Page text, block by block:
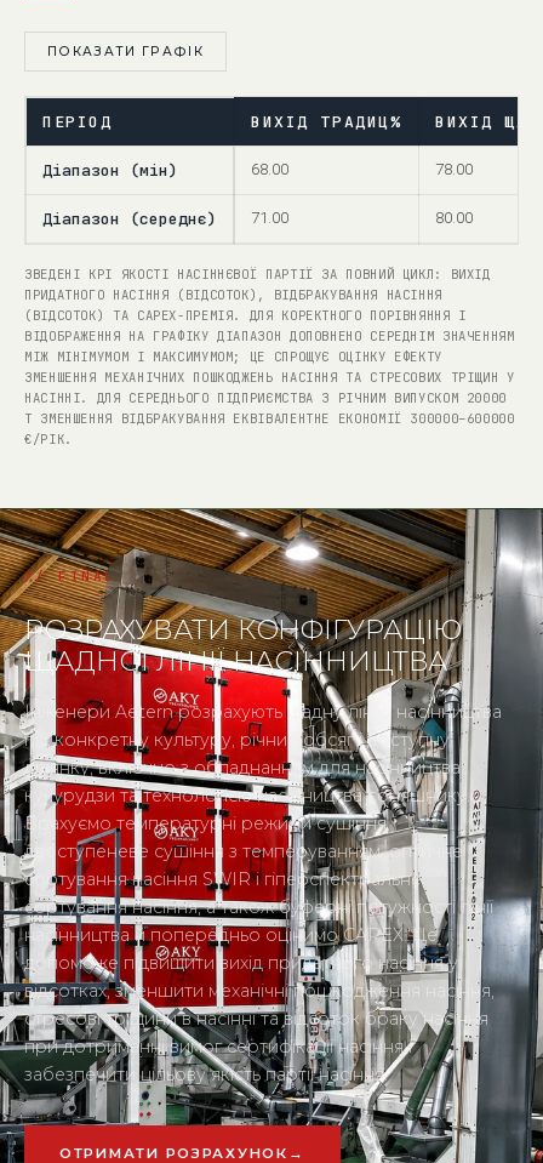
ПОКАЗАТИ ГРАФІК
ПЕРІОД ВИХІД ТРАДИЦ% ВИХІД
Діапазон (мін) 68.00 78.00
Діапазон (середнє) 71.00 80.00
ЗВЕДЕНІ KPI ЯКОСТІ НАСІННЄВОЇ ПАРТІЇ ЗА ПОВНИЙ ЦИКЛ: ВИХІД
ПРИДАТНОГО НАСІННЯ (ВІДСОТОК), ВІДБРАКУВАННЯ НАСІННЯ
(ВІДСОТОК) ТА CAPEX-ПРЕМІЯ. ДЛЯ КОРЕКТНОГО ПОРІВНЯННЯ І
ВІДОБРАЖЕННЯ НА ГРАФІКУ ДІАПАЗОН ДОПОВНЕНО СЕРЕДНІМ ЗНАЧЕННЯМ
МІЖ МІНІМУМОМ І МАКСИМУМОМ; ЦЕ СПРОЩУЄ ОЦІНКУ ЕФЕКТУ
ЗМЕНШЕННЯ МЕХАНІЧНИХ ПОШКОДЖЕНЬ НАСІННЯ ТА СТРЕСОВИХ ТРІЩИН У
НАСІННІ. ДЛЯ СЕРЕДНЬОГО ПІДПРИЄМСТВА З РІЧНИМ ВИПУСКОМ 20000
Т ЗМЕНШЕННЯ ВІДБРАКУВАННЯ ЕКВІВАЛЕНТНЕ ЕКОНОМІЇ 300000–600000
€/РІК.
РОЗРАХУВАТИ КОНФІГУРАЦІЮ
ЩАДНОЇ ЛІНІЇ НАСІННИЦТВА
Інженери Aetern розрахують щадну лінію насінництва
під конкретну культуру, річний обсяг і доступну
ділянку, включно з обладнанням для насінництва
кукурудзи та технологією насінництва соняшнику.
Врахуємо температурні режими сушіння,
двоступеневе сушіння з темперуванням, оптичне
сортування насіння SWIR і гіперспектральне
сортування насіння, а також буферні потужності лінії
насінництва й попередньо оцінимо CAPEX. Це
допоможе підвищити вихід придатного насіння у
відсотках, зменшити механічні пошкодження насіння,
стресові тріщини в насінні та відсоток браку насіння
при дотриманні вимог сертифікації насіння і
забезпечити цільову якість партії насіння.
ОТРИМАТИ РОЗРАХУНОК